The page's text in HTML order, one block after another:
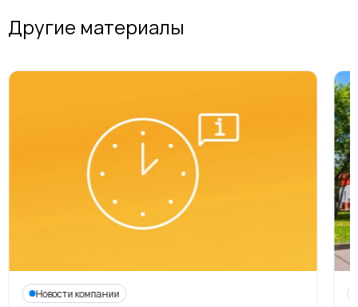
Другие материалы
Новости компании